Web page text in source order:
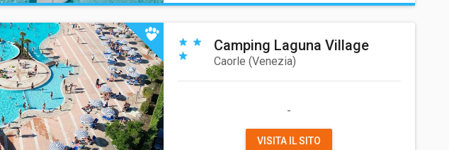
Camping Laguna Village
Caorle (Venezia)
-
VISITA IL SITO